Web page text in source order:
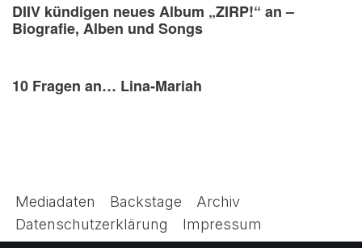
DIIV kündigen neues Album „ZIRP!“ an –
Biografie, Alben und Songs
10 Fragen an… Lina-Mariah
Mediadaten Backstage
Archiv
Datenschutzerklärung
Impressum